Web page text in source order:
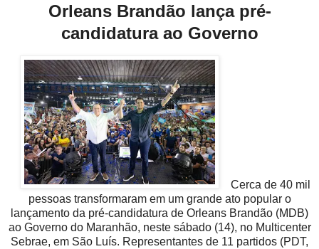
Orleans Brandão lança pré-
candidatura ao Governo
Cerca de 40 mil
pessoas transformaram em um grande ato popular o
lançamento da pré-candidatura de Orleans Brandão (MDB)
ao Governo do Maranhão, neste sábado (14), no Multicenter
Sebrae, em São Luís. Representantes de 11 partidos (PDT,